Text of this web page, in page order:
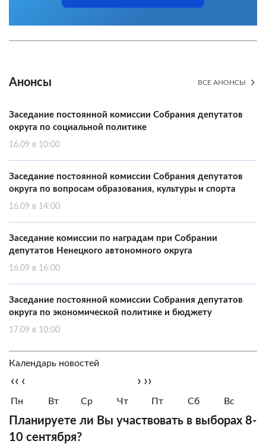
Анонсы ВСЕ АНОНСЫ
Заседание постоянной комиссии Собрания депутатов
округа по социальной политике
16.09 в 10:00
Заседание постоянной комиссии Собрания депутатов
округа по вопросам образования, культуры и спорта
16.09 в 14:00
Заседание комиссии по наградам при Собрании
депутатов Ненецкого автономного округа
16.09 в 16:00
Заседание постоянной комиссии Собрания депутатов
округа по экономической политике и бюджету
17.09 в 10:00
Календарь новостей
‹‹ ‹ › ››
Пн Вт Ср Чт Пт Сб Вс
Планируете ли Вы участвовать в выборах 8-
10 сентября?